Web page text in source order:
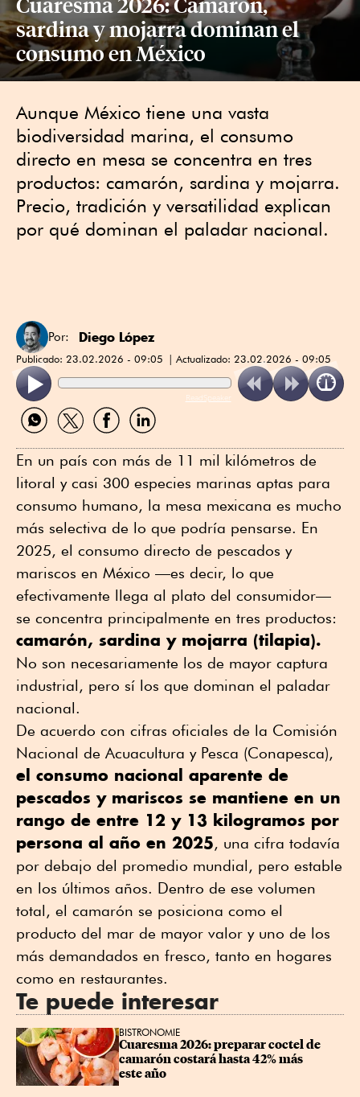
sardina y mojarra dominan el
consumo en México
Aunque México tiene una vasta
biodiversidad marina, el consumo
directo en mesa se concentra en tres
productos: camarón, sardina y mojarra.
Precio, tradición y versatilidad explican
por qué dominan el paladar nacional.
Por: Diego López
Publicado: 23.02.2026 - 09:05 Actualizado: 23.02.2026 - 09:05
ReadSpeaker
Compartir
por
Compartir
por
Compartir
por
Compartir
por
En un país con más de 11 mil kilómetros de
litoral y casi 300 especies marinas aptas para
consumo humano, la mesa mexicana es mucho
más selectiva de lo que podría pensarse. En
2025, el consumo directo de pescados y
mariscos en México —es decir, lo que
efectivamente llega al plato del consumidor—
se concentra principalmente en tres productos:
camarón, sardina y mojarra (tilapia).
No son necesariamente los de mayor captura
industrial, pero sí los que dominan el paladar
nacional.
De acuerdo con cifras oficiales de la Comisión
Nacional de Acuacultura y Pesca (Conapesca),
el consumo nacional aparente de
pescados y mariscos se mantiene en un
rango de entre 12 y 13 kilogramos por
persona al año en 2025, una cifra todavía
por debajo del promedio mundial, pero estable
en los últimos años. Dentro de ese volumen
total, el camarón se posiciona como el
producto del mar de mayor valor y uno de los
más demandados en fresco, tanto en hogares
como en restaurantes.
Te puede interesar
BISTRONOMIE
Cuaresma 2026: preparar coctel de
camarón costará hasta 42% más
este año